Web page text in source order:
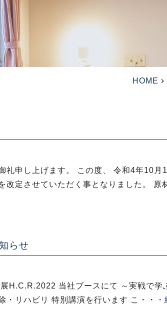
HOME
礼申し上げます。 この度、 令和4年10月
改定させていただく事となりました。 原
らせ
H.C.R.2022 当社ブースにて ～実戦で学
・リハビリ 特別講演を行います こ・・・